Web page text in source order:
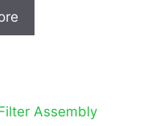
Assembly